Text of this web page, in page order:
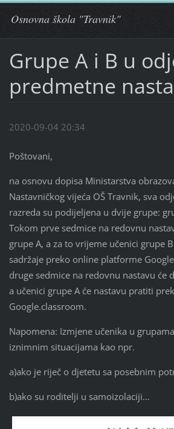
Osnovna škola "Travnik"
Grupe A i B u
predmetne
2020-09-04 20:34
Poštovani,
na osnovu dopisa Ministarstva
Nastavničkog vijeća OŠ Travnik, sva
razreda su podijeljena u dvije grupe:
Tokom prve sedmice na redovnu
grupe A, a za to vrijeme učenici grupe
sadržaje preko online platforme
druge sedmice na redovnu nastavu će
a učenici grupe A će nastavu pratiti
Google.classroom.
Napomena: Izmjene učenika u
iznimnim situacijama kao npr.
a)ako je riječ o djetetu sa posebnim
b)ako su roditelji u samoizolaciji...